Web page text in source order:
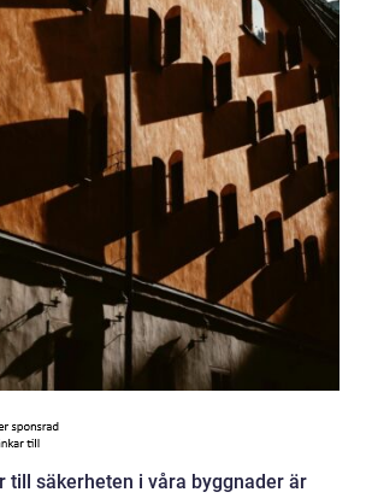
till säkerheten i våra byggnader är